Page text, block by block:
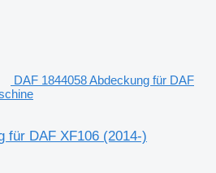
DAF 1844058 Abdeckung für DAF
für DAF XF106 (2014-)